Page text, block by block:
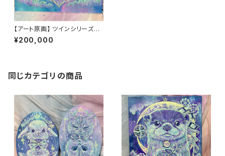
【アート原画】 ツインシリーズ
猫 ふたりで描く夢 1点もの
アクリル画 F12号
¥200,000
同じカテゴリの商品